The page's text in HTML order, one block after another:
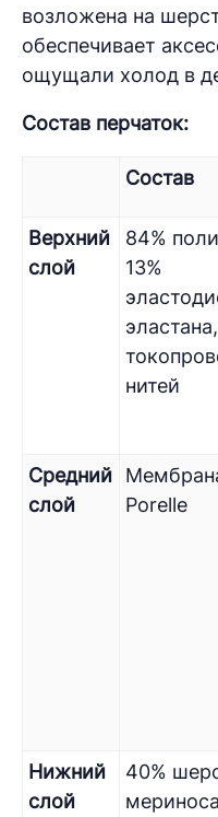
возложена на
обеспечивает
ощущали холод в
Состав перчаток:
Состав
Верхний
слой
84%
13%
нитей
Средний
слой
Porelle
Нижний
слой
40%